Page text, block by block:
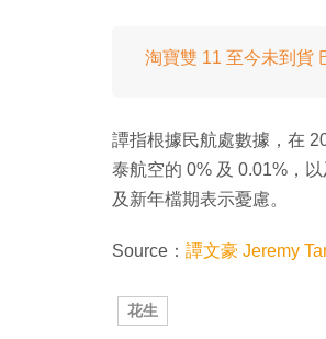
淘寶雙 11 至今未到貨
譚指根據民航處數據，在
泰航空的 0% 及 0.01%，
及新年檔期表示憂慮。
Source： 譚文豪 Jeremy
花生